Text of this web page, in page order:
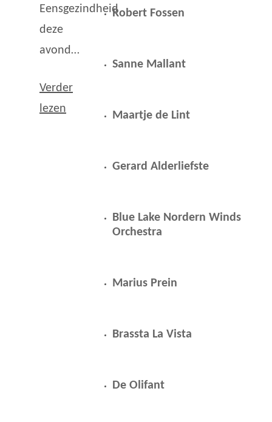
Eensgezindheid
deze
avond…
Verder
lezen
Robert Fossen
Sanne Mallant
Maartje de Lint
Gerard Alderliefste
Blue Lake Nordern Winds
Orchestra
Marius Prein
Brassta La Vista
De Olifant